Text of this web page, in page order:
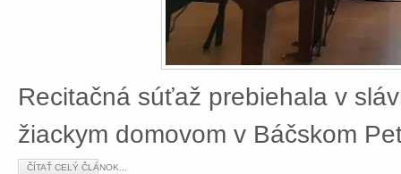
Recitačná súťaž prebiehala v
žiackym domovom v Báčskom
ČÍTAŤ CELÝ ČLÁNOK...